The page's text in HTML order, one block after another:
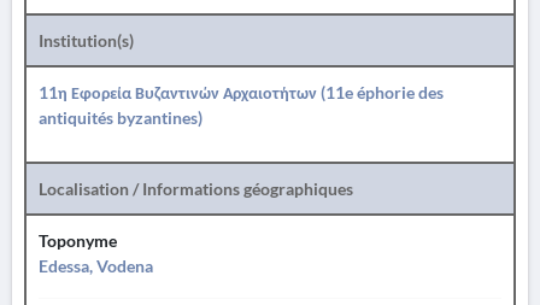
Institution(s)
11η Εφορεία Βυζαντινών Αρχαιοτήτων (11e éphorie des
antiquités byzantines)
Localisation / Informations géographiques
Toponyme
Edessa, Vodena